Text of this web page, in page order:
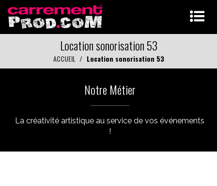
Location sonorisation 53
ACCUEIL Location sonorisation 53
Notre Métier
La créativité artistique au service de vos événements
!